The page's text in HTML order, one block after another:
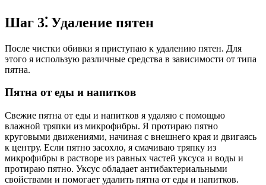
Шаг 3⁚ Удаление пятен
После чистки обивки я приступаю к удалению пятен. Для
этого я использую различные средства в зависимости от типа
пятна.
Пятна от еды и напитков
Свежие пятна от еды и напитков я удаляю с помощью
влажной тряпки из микрофибры. Я протираю пятно
круговыми движениями, начиная с внешнего края и двигаясь
к центру. Если пятно засохло, я смачиваю тряпку из
микрофибры в растворе из равных частей уксуса и воды и
протираю пятно. Уксус обладает антибактериальными
свойствами и помогает удалить пятна от еды и напитков.